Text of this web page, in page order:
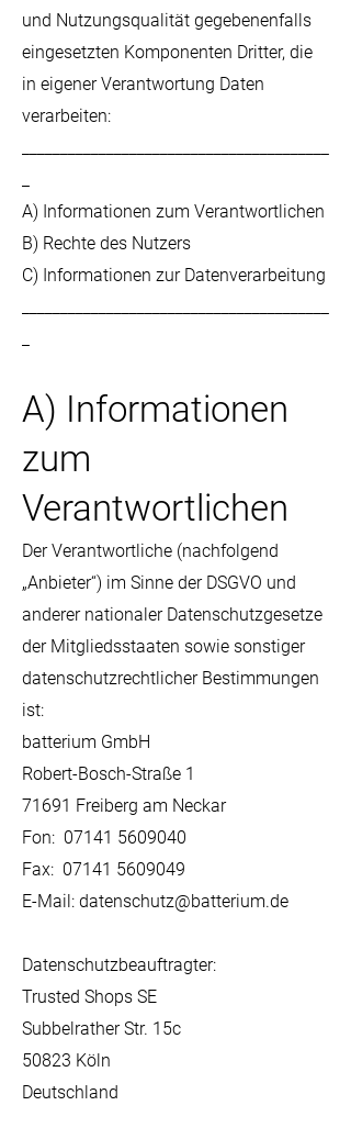
und Nutzungsqualität gegebenenfalls
eingesetzten Komponenten Dritter, die
in eigener Verantwortung Daten
verarbeiten:
A) Informationen zum Verantwortlichen
B) Rechte des Nutzers
C) Informationen zur Datenverarbeitung
A) Informationen
zum
Verantwortlichen
Der Verantwortliche (nachfolgend
„Anbieter“) im Sinne der DSGVO und
anderer nationaler Datenschutzgesetze
der Mitgliedsstaaten sowie sonstiger
datenschutzrechtlicher Bestimmungen
ist:
batterium GmbH
Robert-Bosch-Straße 1
71691 Freiberg am Neckar
Fon: 07141 5609040
Fax: 07141 5609049
E-Mail: datenschutz@batterium.de
Datenschutzbeauftragter:
Trusted Shops SE
Subbelrather Str. 15c
50823 Köln
Deutschland